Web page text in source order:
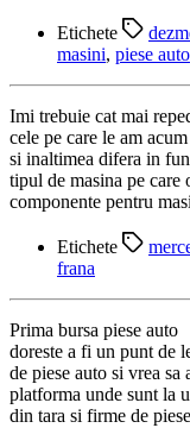
Etichete
masini, piese auto
Imi trebuie cat mai
cele pe care le am
si inaltimea difera in
tipul de masina pe care
componente pentru
Etichete
frana
Prima bursa piese
doreste a fi un punt de
de piese auto si vrea
platforma unde sunt la
din tara si firme de